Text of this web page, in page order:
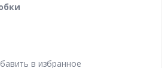
в избранное